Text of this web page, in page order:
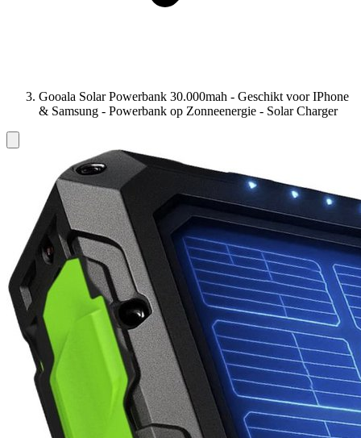
Gooala Solar Powerbank 30.000mah - Geschikt voor IPhone
& Samsung - Powerbank op Zonneenergie - Solar Charger